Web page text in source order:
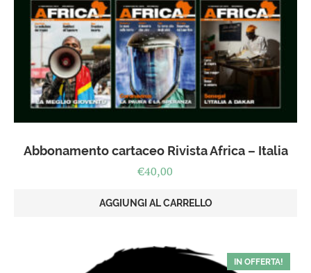
Abbonamento cartaceo Rivista Africa – Italia
€40,00
AGGIUNGI AL CARRELLO
IN OFFERTA!